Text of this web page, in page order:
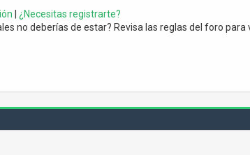
¿Necesitas registrarte?
no deberías de estar? Revisa las reglas del foro para